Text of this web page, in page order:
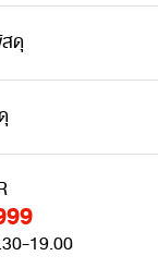
ดุ
19.00